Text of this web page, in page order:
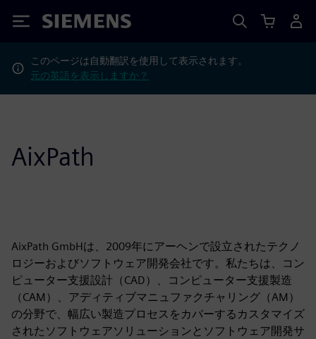
Siemens
このページは自動翻訳を使用して表示されます。
元の英語を表示しますか？
AixPath
AixPath GmbHは、2009年にアーヘンで設立されたテクノ
ロジーおよびソフトウェア開発会社です。私たちは、コン
ピューター支援設計（CAD）、コンピューター支援製造
（CAM）、アディティブマニュファクチャリング（AM）
の分野で、幅広い製造プロセスをカバーするカスタマイズ
されたソフトウェアソリューションとソフトウェア開発サ